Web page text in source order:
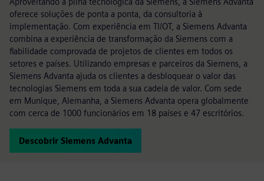
oferece soluções de ponta a ponta, da consultoria à
implementação. Com experiência em TI/OT, a Siemens Advanta
combina a experiência de transformação da Siemens com a
fiabilidade comprovada de projetos de clientes em todos os
setores e países. Utilizando empresas e parceiros da Siemens, a
Siemens Advanta ajuda os clientes a desbloquear o valor das
tecnologias Siemens em toda a sua cadeia de valor. Com sede
em Munique, Alemanha, a Siemens Advanta opera globalmente
com cerca de 1000 funcionários em 18 países e 47 escritórios.
Descobrir Siemens Advanta